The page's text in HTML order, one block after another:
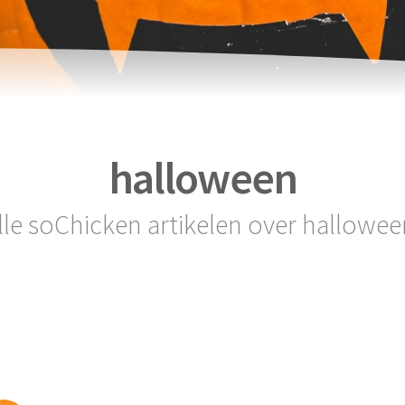
halloween
soChicken artikelen over